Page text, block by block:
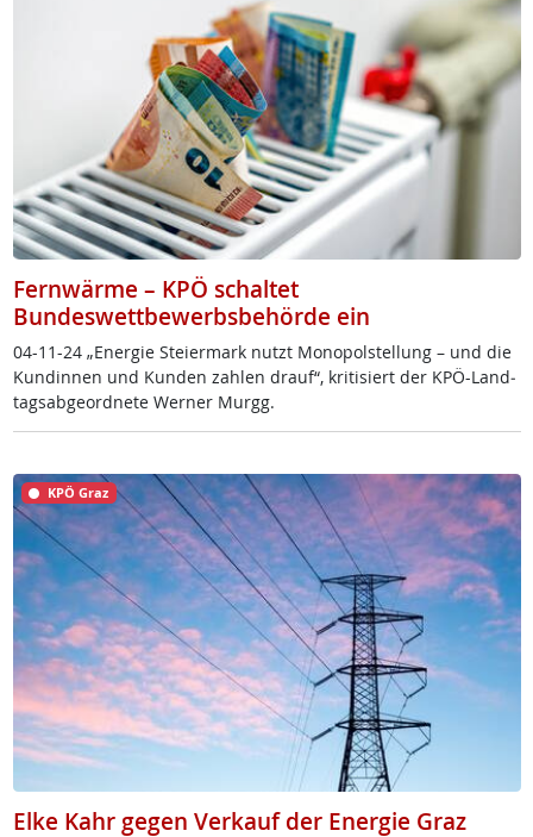
Fernwärme – KPÖ schaltet
Bundeswettbewerbsbehörde ein
04-11-24 „En­er­gie Stei­er­mark nutzt Mo­no­pol­stel­lung – und die
Kun­din­nen und Kun­den zah­len drauf“, kri­ti­siert der KPÖ-Land­
tags­ab­ge­ord­ne­te Wer­ner Murgg.
KPÖ Graz
Elke Kahr gegen Verkauf der Energie Graz